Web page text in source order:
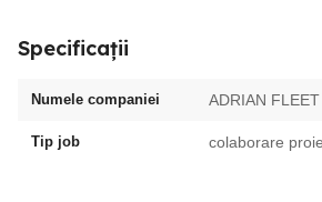
Specificații
Numele companiei ADRIAN FLEET
Tip job colaborare